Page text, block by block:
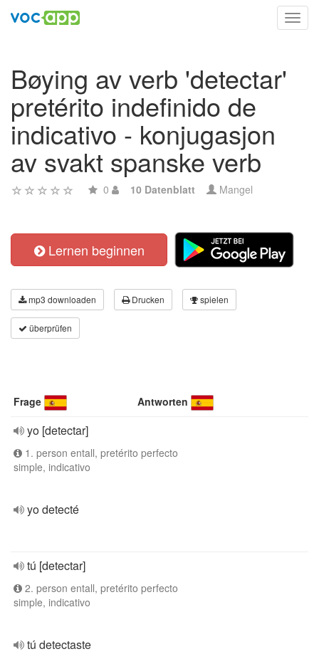
Bøying av verb 'detectar'
pretérito indefinido de
indicativo - konjugasjon
av svakt spanske verb
0 10 Datenblatt Mangel
Lernen beginnen
mp3 downloaden Drucken spielen
überprüfen
Frage Antworten
yo [detectar]
1. person entall, pretérito perfecto
simple, indicativo
yo detecté
tú [detectar]
2. person entall, pretérito perfecto
simple, indicativo
tú detectaste